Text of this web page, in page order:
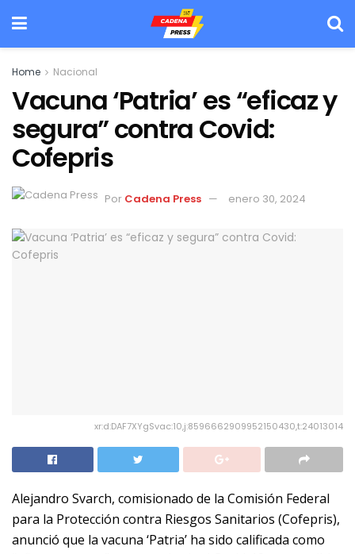
Home Nacional
Vacuna ‘Patria’ es “eficaz y
segura” contra Covid:
Cofepris
Por Cadena Press enero 30, 2024
xr:d:DAF7XYgSvac:10,j:8596662909952150430,t:24013014
Alejandro Svarch, comisionado de la Comisión Federal
para la Protección contra Riesgos Sanitarios (Cofepris),
anunció que la vacuna ‘Patria’ ha sido calificada como